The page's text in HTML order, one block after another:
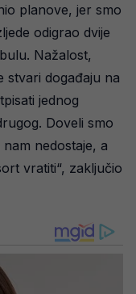
planove, jer smo
odigrao dvije
Nažalost,
stvari događaju na
jednog
Doveli smo
nedostaje, a
vratiti“, zaključio